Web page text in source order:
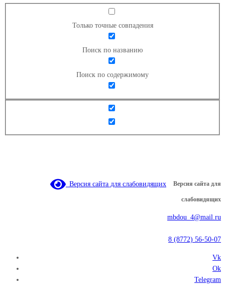
Только точные совпадения
Поиск по названию
Поиск по содержимому
Версия сайта для слабовидящих Версия сайта для
слабовидящих
mbdou_4@mail.ru
8 (8772) 56-50-07
Vk
Ok
Telegram